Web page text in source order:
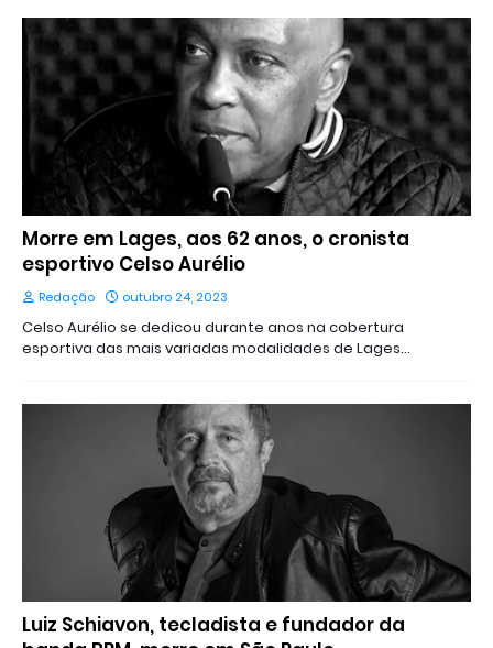
Morre em Lages, aos 62 anos, o cronista
esportivo Celso Aurélio
Redação outubro 24, 2023
Celso Aurélio se dedicou durante anos na cobertura
esportiva das mais variadas modalidades de Lages…
Luiz Schiavon, tecladista e fundador da